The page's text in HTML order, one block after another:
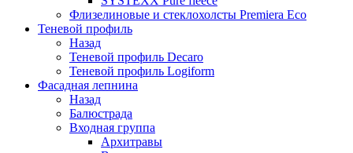
Флизелиновые и стеклохолсты Premiera Eco
Теневой профиль
Назад
Теневой профиль Decaro
Теневой профиль Logiform
Фасадная лепнина
Назад
Балюстрада
Входная группа
Архитравы